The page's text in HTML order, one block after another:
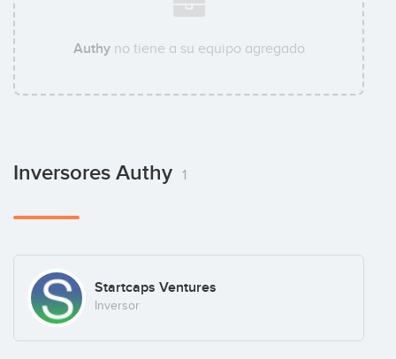
Authyno tiene a su equipo agregado
Inversores Authy 1
Startcaps Ventures
Inversor